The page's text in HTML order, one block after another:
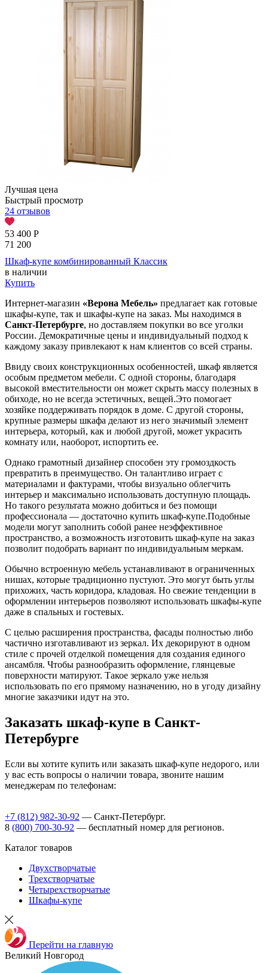
Лучшая цена
Быстрый просмотр
24 отзывов
53 400 Р
71 200
Шкаф-купе комбинированный Классик
в наличии
Купить
Интернет-магазин «Верона Мебель» предлагает как готовые
шкафы-купе, так и шкафы-купе на заказ. Мы находимся в
Санкт-Петербурге, но доставляем покупки во все уголки
России. Демократичные цены и индивидуальный подход к
каждому заказу привлекают к нам клиентов со всей страны.
Ввиду своих конструкционных особенностей, шкаф является
особым предметом мебели. С одной стороны, благодаря
высокой вместительности он может скрыть массу полезных в
обиходе, но не всегда эстетичных, вещей.Это помогает
хозяйке поддерживать порядок в доме. С другой стороны,
крупные размеры шкафа делают из него значимый элемент
интерьера, который, как и любой другой, может украсить
комнату или, наоборот, испортить ее.
Однако грамотный дизайнер способен эту громоздкость
превратить в преимущество. Он талантливо играет с
материалами и фактурами, чтобы визуально облегчить
интерьер и максимально использовать доступную площадь.
Но такого результата можно добиться и без помощи
профессионала — достаточно купить шкаф-купе.Подобные
модели могут заполнить собой ранее неэффективное
пространство, а возможность изготовить шкаф-купе на заказ
позволит подобрать вариант по индивидуальным меркам.
Обычно встроенную мебель устанавливают в ограниченных
нишах, которые традиционно пустуют. Это могут быть углы
прихожих, часть коридора, кладовая. Но свежие тенденции в
оформлении интерьеров позволяют использовать шкафы-купе
даже в спальных и гостевых.
С целью расширения пространства, фасады полностью либо
частично изготавливают из зеркал. Их декорируют в одном
стиле с прочей отделкой помещения для создания единого
ансамбля. Чтобы разнообразить оформление, глянцевые
поверхности матируют. Такое зеркало уже нельзя
использовать по его прямому назначению, но в угоду дизайну
многие заказчики идут на это.
Заказать шкаф-купе в Санкт-
Петербурге
Если вы хотите купить или заказать шкаф-купе недорого, или
у вас есть вопросы о наличии товара, звоните нашим
менеджерам по телефонам:
+7 (812) 982-30-92 — Санкт-Петербург.
8 (800) 700-30-92 — бесплатный номер для регионов.
Каталог товаров
Двухстворчатые
Трехстворчатые
Четырехстворчатые
Шкафы-купе
Перейти на главную
Великий Новгород